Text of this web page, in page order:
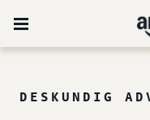
DESKUNDIG